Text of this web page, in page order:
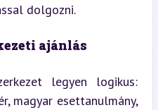
dolgozni.
ajánlás
legyen logikus:
magyar esettanulmány,